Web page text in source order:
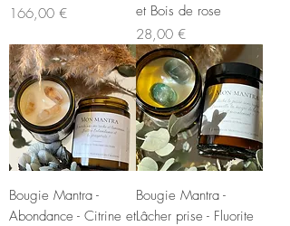
Prix
166,00 €
et Bois de rose
Prix
28,00 €
Bougie Mantra -
Abondance - Citrine et
Bougie Mantra -
Lâcher prise - Fluorite